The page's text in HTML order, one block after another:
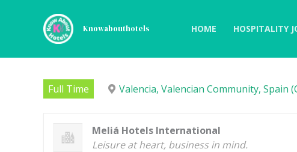
Knowabouthotels HOME HOSPITALITY
AYTE CAMARERO DE
Full Time Valencia, Valencian Community, Spain
Meliá Hotels International
Leisure at heart, business in mind.